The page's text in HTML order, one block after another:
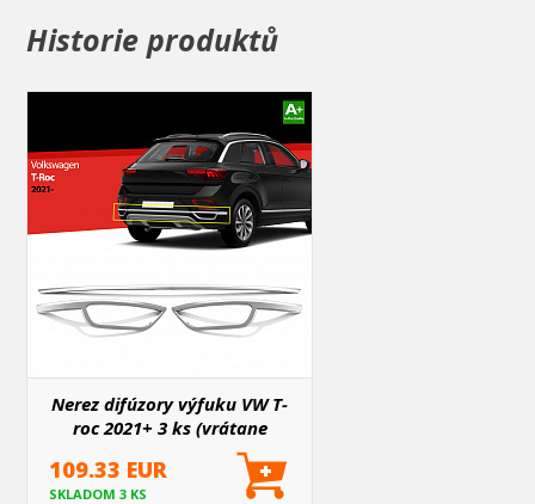
hneď na prvýkrát daný diel dobre presne nasadiť.
Historie produktů
Nerez difúzory výfuku VW T-
roc 2021+ 3 ks (vrátane
109.33 EUR
SKLADOM 3 KS